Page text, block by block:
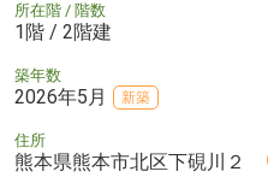
所在階 / 階数
1階 / 2階建
築年数
2026年5月 新築
住所
熊本県熊本市北区下硯川２